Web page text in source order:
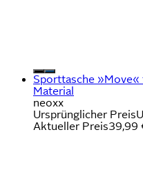
Sporttasche
Material
neoxx
Ursprünglicher Preis
Aktueller Preis39,99